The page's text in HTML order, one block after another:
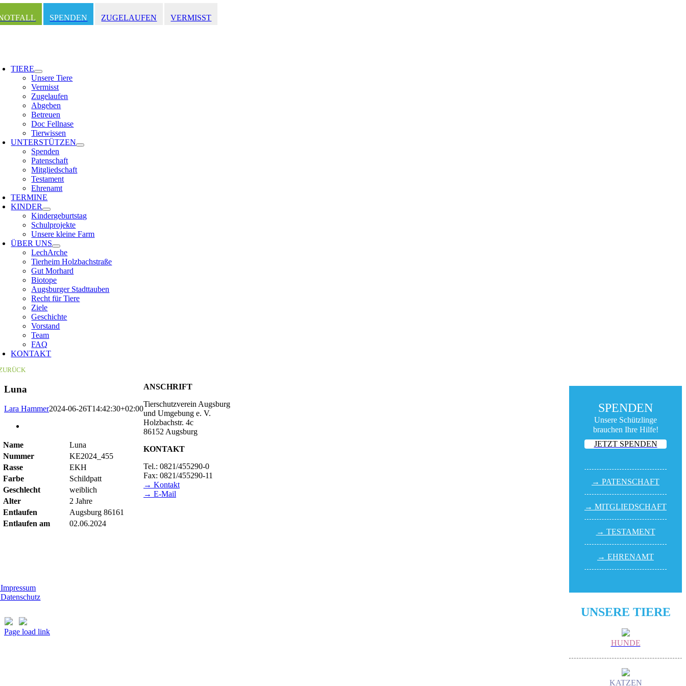
Inhalt
springen
SPENDEN ZUGELAUFEN VERMISST
TIERE
Unsere Tiere
Vermisst
Zugelaufen
Abgeben
Betreuen
Doc Fellnase
Tierwissen
UNTERSTÜTZEN
Spenden
Patenschaft
Mitgliedschaft
Testament
Ehrenamt
TERMINE
KINDER
Kindergeburtstag
Schulprojekte
Unsere kleine Farm
ÜBER UNS
LechArche
Tierheim Holzbachstraße
Gut Morhard
Biotope
Augsburger Stadttauben
Recht für Tiere
Ziele
Geschichte
Vorstand
Team
FAQ
KONTAKT
Luna
Lara Hammer2024-06-26T14:42:30+02:00
Name
Luna
Nummer
KE2024_455
Rasse
EKH
Farbe
Schildpatt
Geschlecht
weiblich
Alter
2 Jahre
Entlaufen
Augsburg 86161
Entlaufen am
02.06.2024
SPENDEN
Unsere Schützlinge
brauchen Ihre Hilfe!
JETZT SPENDEN
→ PATEN­SCHAFT
→ MITGLIED­SCHAFT
→ TESTA­MENT
→ EHREN­AMT
UNSERE TIERE
HUNDE
KATZEN
ANSCHRIFT
Tierschutzverein Augsburg
und Umgebung e. V.
Holzbachstr. 4c
86152 Augsburg
KONTAKT
Tel.: 0821/455290-0
Fax: 0821/455290-11
→ Kontakt
→ E-Mail
Page load link